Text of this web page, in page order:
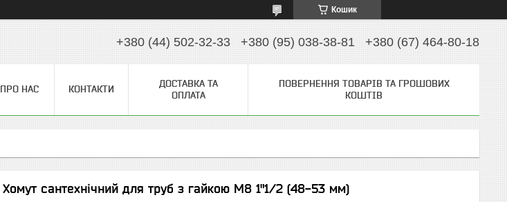
Кошик
+380 (44) 502-32-33 +380 (95) 038-38-81 +380 (67) 464-80-18
ПРО НАС КОНТАКТИ
ДОСТАВКА ТА
ОПЛАТА
ПОВЕРНЕННЯ ТОВАРІВ ТА ГРОШОВИХ
КОШТІВ
Хомут сантехнічний для труб з гайкою М8 1"1/2 (48-53 мм)